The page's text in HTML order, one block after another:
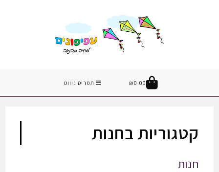
₪0.00 תפריט ניווט
קטגוריות בחנות
חנות